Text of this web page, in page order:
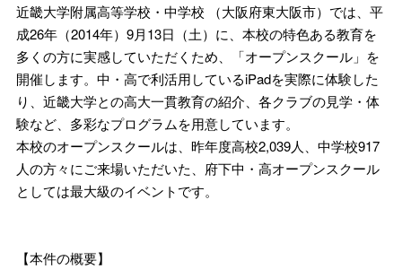
近畿大学附属高等学校・中学校 （大阪府東大阪市）では、平
成26年（2014年）9月13日（土）に、本校の特色ある教育を
多くの方に実感していただくため、「オープンスクール」を
開催します。中・高で利活用しているiPadを実際に体験した
り、近畿大学との高大一貫教育の紹介、各クラブの見学・体
験など、多彩なプログラムを用意しています。
本校のオープンスクールは、昨年度高校2,039人、中学校917
人の方々にご来場いただいた、府下中・高オープンスクール
としては最大級のイベントです。
【本件の概要】